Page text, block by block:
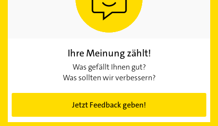
Ihre Meinung zählt!
Was gefällt Ihnen gut?
Was sollten wir verbessern?
Jetzt Feedback geben!